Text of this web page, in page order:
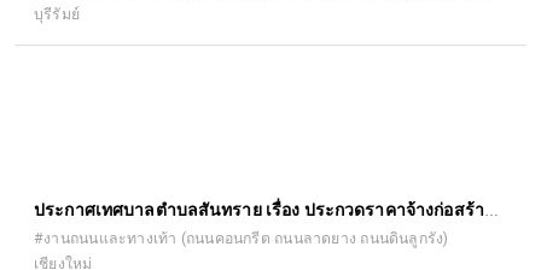
Pavement In - Place Recycling สาย บร.ถ. ๑ - ๐๐๑๔ บ้านห้วย
ราช หมู่ที่ ๑ ตำบลห้วยราช - บ้านเมืองไผ่ หมู่ที่ ๑ ตำบลเมืองไผ่
บุรีรัมย์
ประกาศเทศบาลตำบลสันทราย เรื่อง ประกวดราคาจ้างก่อสร้าง
ก่อสร้างถนนคอนกรีตเสริมเหล็ก รหัสทางหลวงท้องถิ่น ชม.ถ.
#งานถนนและทางเท้า (ถนนคอนกรีต ถนนลาดยาง ถนนดินลูกรัง)
เชียงใหม่